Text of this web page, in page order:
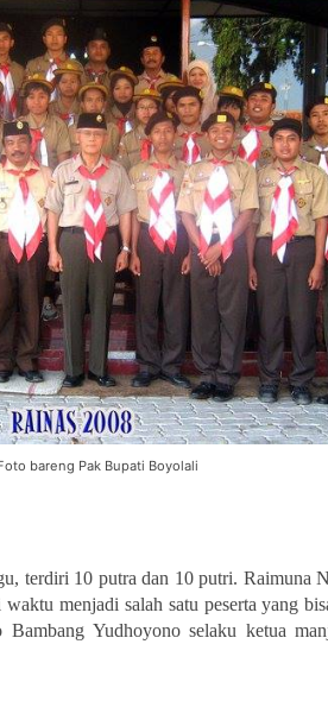
bareng Pak Bupati Boyolali
terdiri 10 putra dan 10 putri. Raimuna
menjadi salah satu peserta yang
Yudhoyono selaku ketua